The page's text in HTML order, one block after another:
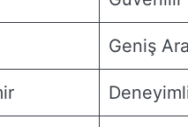
Geniş